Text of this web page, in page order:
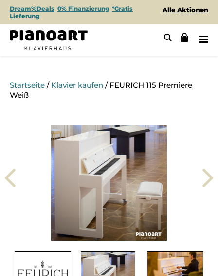
Dream%Deals 0% Finanzierung *Gratis
Lieferung
Alle Aktionen
Startseite / Klavier kaufen / FEURICH 115 Premiere
Weiß